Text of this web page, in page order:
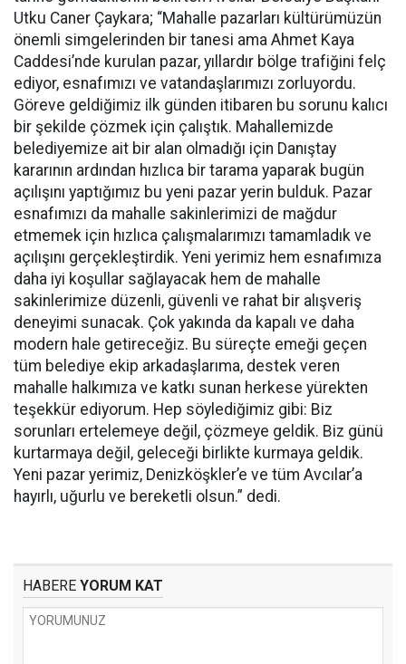
Utku Caner Çaykara; “Mahalle pazarları kültürümüzün
önemli simgelerinden bir tanesi ama Ahmet Kaya
Caddesi’nde kurulan pazar, yıllardır bölge trafiğini felç
ediyor, esnafımızı ve vatandaşlarımızı zorluyordu.
Göreve geldiğimiz ilk günden itibaren bu sorunu kalıcı
bir şekilde çözmek için çalıştık. Mahallemizde
belediyemize ait bir alan olmadığı için Danıştay
kararının ardından hızlıca bir tarama yaparak bugün
açılışını yaptığımız bu yeni pazar yerin bulduk. Pazar
esnafımızı da mahalle sakinlerimizi de mağdur
etmemek için hızlıca çalışmalarımızı tamamladık ve
açılışını gerçekleştirdik. Yeni yerimiz hem esnafımıza
daha iyi koşullar sağlayacak hem de mahalle
sakinlerimize düzenli, güvenli ve rahat bir alışveriş
deneyimi sunacak. Çok yakında da kapalı ve daha
modern hale getireceğiz. Bu süreçte emeği geçen
tüm belediye ekip arkadaşlarıma, destek veren
mahalle halkımıza ve katkı sunan herkese yürekten
teşekkür ediyorum. Hep söylediğimiz gibi: Biz
sorunları ertelemeye değil, çözmeye geldik. Biz günü
kurtarmaya değil, geleceği birlikte kurmaya geldik.
Yeni pazar yerimiz, Denizköşkler’e ve tüm Avcılar’a
hayırlı, uğurlu ve bereketli olsun.” dedi.
HABERE YORUM KAT